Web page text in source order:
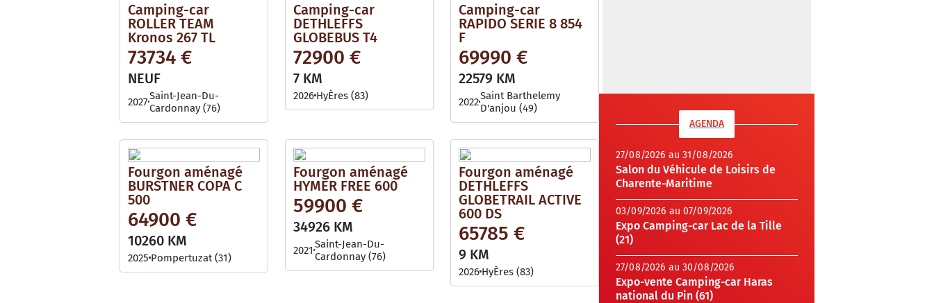
Camping-car
ROLLER TEAM
Kronos 267 TL
73734 €
NEUF
2027Saint-Jean-Du-
Cardonnay (76)
Camping-car
DETHLEFFS
GLOBEBUS T4
72900 €
7 KM
2026 HyÈres (83)
Camping-car
RAPIDO SERIE 8 854
F
69990 €
22579 KM
2022Saint Barthelemy
D'anjou (49)
Fourgon aménagé
BURSTNER COPA C
500
64900 €
10260 KM
2025 Pompertuzat (31)
Fourgon aménagé
HYMER FREE 600
59900 €
34926 KM
2021 Saint-Jean-Du-
Cardonnay (76)
Fourgon aménagé
DETHLEFFS
GLOBETRAIL ACTIVE
600 DS
65785 €
9 KM
2026 HyÈres (83)
AGENDA
27/08/2026 au 31/08/2026
Salon du Véhicule de Loisirs de
Charente-Maritime
03/09/2026 au 07/09/2026
Expo Camping-car Lac de la Tille
(21)
27/08/2026 au 30/08/2026
Expo-vente Camping-car Haras
national du Pin (61)